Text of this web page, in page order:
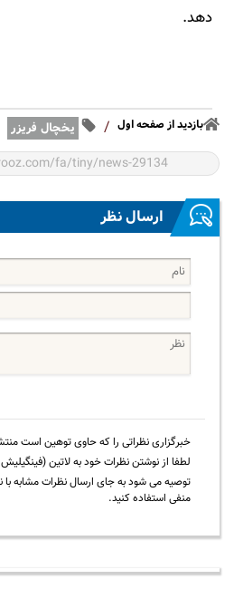
دهد.
بازدید از صفحه اول / یخچال فریزر
ارسال نظر
خبرگزاری نظراتی را که حاوی توهین است
لطفا از نوشتن نظرات خود به لاتین
توصیه می شود به جای ارسال نظرات مشابه
منفی استفاده کنید.